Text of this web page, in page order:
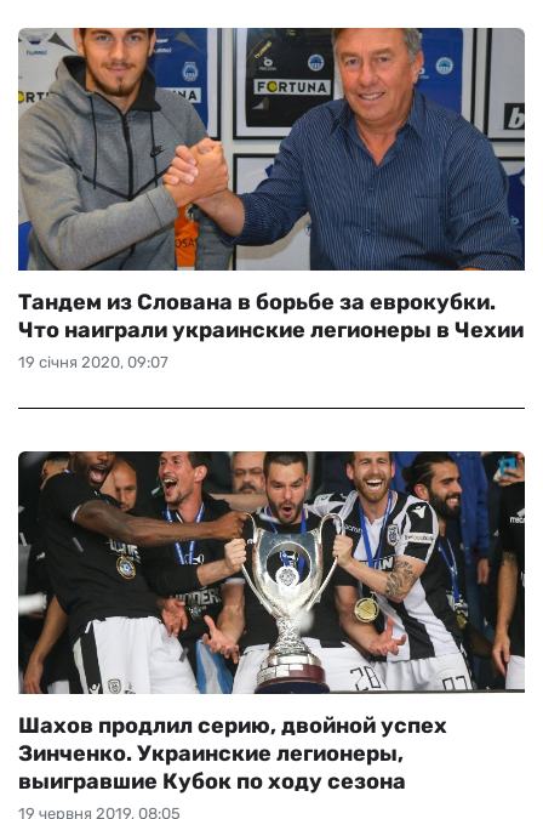
19 січня 2020, 09:07
Тандем из Слована в борьбе за еврокубки.
Что наиграли украинские легионеры в Чехии
19 червня 2019, 08:05
Шахов продлил серию, двойной успех
Зинченко. Украинские легионеры,
выигравшие Кубок по ходу сезона